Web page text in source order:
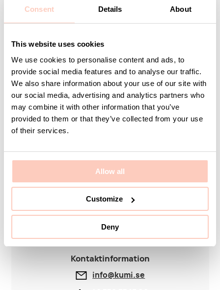
Consent Details About
This website uses cookies
We use cookies to personalise content and ads, to
provide social media features and to analyse our traffic.
We also share information about your use of our site with
our social media, advertising and analytics partners who
may combine it with other information that you’ve
provided to them or that they’ve collected from your use
of their services.
Allow all
Customize
Deny
Meddelande
Jag har läst och godkänner
KUMISIntegrityPolicy
Skicka
Kontaktinformation
info@kumi.se